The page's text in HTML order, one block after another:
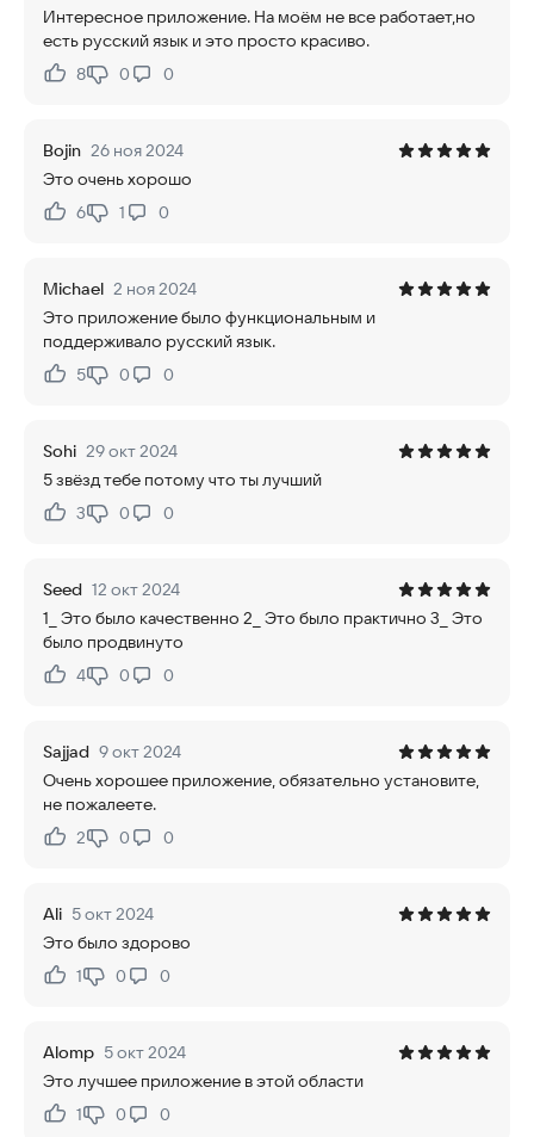
Интересное приложение. На моём не все работает,но
есть русский язык и это просто красиво.
Нравится:
8Не нравится:
0 0
Bojin 26 ноя 2024
Это очень хорошо
Нравится:
6Не нравится:
1 0
Michael 2 ноя 2024
Это приложение было функциональным и
поддерживало русский язык.
Нравится:
5Не нравится:
0 0
Sohi 29 окт 2024
5 звёзд тебе потому что ты лучший
Нравится:
3Не нравится:
0 0
Seed 12 окт 2024
1_ Это было качественно 2_ Это было практично 3_ Это
было продвинуто
Нравится:
4Не нравится:
0 0
Sajjad 9 окт 2024
Очень хорошее приложение, обязательно установите,
не пожалеете.
Нравится:
2Не нравится:
0 0
Ali 5 окт 2024
Это было здорово
Нравится:
1Не нравится:
0 0
Alomp 5 окт 2024
Это лучшее приложение в этой области
Нравится:
1Не нравится:
0 0